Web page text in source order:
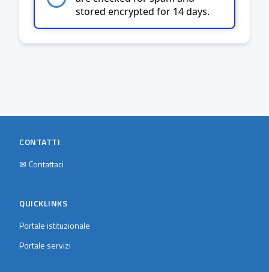
stored encrypted for 14 days.
CONTATTI
✉ Contattaci
QUICKLINKS
Portale istituzionale
Portale servizi